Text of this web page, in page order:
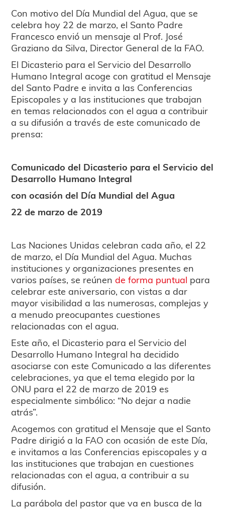
Con motivo del Día Mundial del Agua, que se
celebra hoy 22 de marzo, el Santo Padre
Francesco envió un mensaje al Prof. José
Graziano da Silva, Director General de la FAO.
El Dicasterio para el Servicio del Desarrollo
Humano Integral acoge con gratitud el Mensaje
del Santo Padre e invita a las Conferencias
Episcopales y a las instituciones que trabajan
en temas relacionados con el agua a contribuir
a su difusión a través de este comunicado de
prensa:
Comunicado del Dicasterio para el Servicio del
Desarrollo Humano Integral
con ocasión del Día Mundial del Agua
22 de marzo de 2019
Las Naciones Unidas celebran cada año, el 22
de marzo, el Día Mundial del Agua. Muchas
instituciones y organizaciones presentes en
varios países, se reúnende forma puntual para
celebrar este aniversario, con vistas a dar
mayor visibilidad a las numerosas, complejas y
a menudo preocupantes cuestiones
relacionadas con el agua.
Este año, el Dicasterio para el Servicio del
Desarrollo Humano Integral ha decidido
asociarse con este Comunicado a las diferentes
celebraciones, ya que el tema elegido por la
ONU para el 22 de marzo de 2019 es
especialmente simbólico: “No dejar a nadie
atrás”.
Acogemos con gratitud el Mensaje que el Santo
Padre dirigió a la FAO con ocasión de este Día,
e invitamos a las Conferencias episcopales y a
las instituciones que trabajan en cuestiones
relacionadas con el agua, a contribuir a su
difusión.
La parábola del pastor que va en busca de la